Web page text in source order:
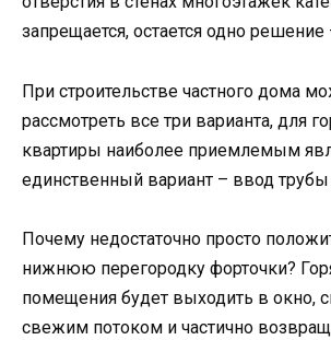
запрещается, остается одно решение
При строительстве частного дома
рассмотреть все три варианта, для
квартиры наиболее приемлемым
единственный вариант – ввод
Почему недостаточно просто
нижнюю перегородку форточки?
помещения будет выходить в окно,
свежим потоком и частично